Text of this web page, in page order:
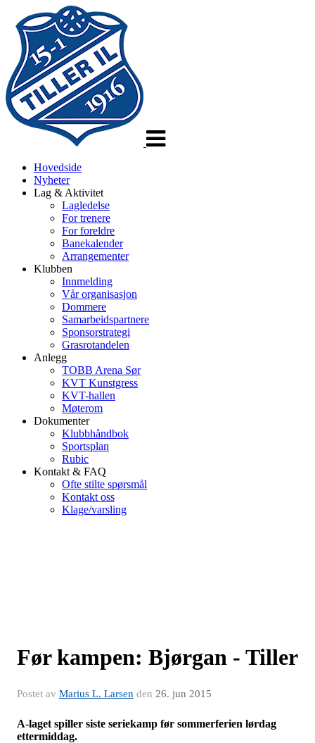
Hovedside
Nyheter
Lag & Aktivitet
Lagledelse
For trenere
For foreldre
Banekalender
Arrangementer
Klubben
Innmelding
Vår organisasjon
Dommere
Samarbeidspartnere
Sponsorstrategi
Grasrotandelen
Anlegg
TOBB Arena Sør
KVT Kunstgress
KVT-hallen
Møterom
Dokumenter
Klubbhåndbok
Sportsplan
Rubic
Kontakt & FAQ
Ofte stilte spørsmål
Kontakt oss
Klage/varsling
Før kampen: Bjørgan - Tiller
Postet av Marius L. Larsen den 26. jun 2015
A-laget spiller siste seriekamp før sommerferien lørdag
ettermiddag.